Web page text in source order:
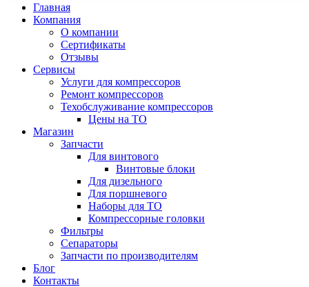
Главная
Компания
О компании
Сертификаты
Отзывы
Сервисы
Услуги для компрессоров
Ремонт компрессоров
Техобслуживание компрессоров
Цены на ТО
Магазин
Запчасти
Для винтового
Винтовые блоки
Для дизельного
Для поршневого
Наборы для ТО
Компрессорные головки
Фильтры
Сепараторы
Запчасти по производителям
Блог
Контакты